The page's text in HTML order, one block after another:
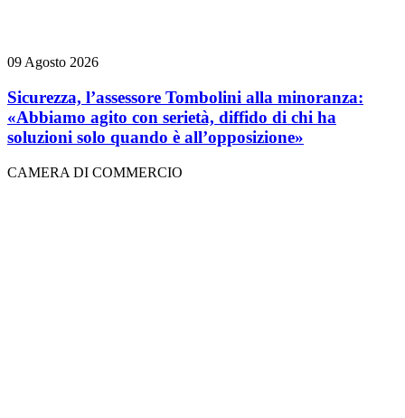
09 Agosto 2026
Sicurezza, l’assessore Tombolini alla minoranza:
«Abbiamo agito con serietà, diffido di chi ha
soluzioni solo quando è all’opposizione»
CAMERA DI COMMERCIO